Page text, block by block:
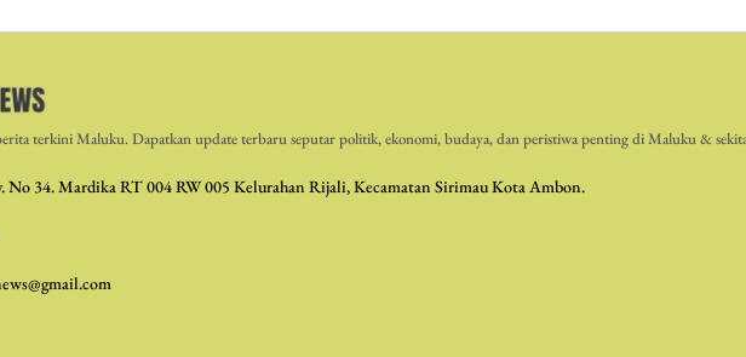
terkini Maluku. Dapatkan update terbaru seputar politik, ekonomi, budaya, dan peristiwa penting di Maluku &
No 34. Mardika RT 004 RW 005 Kelurahan Rijali, Kecamatan Sirimau Kota Ambon.